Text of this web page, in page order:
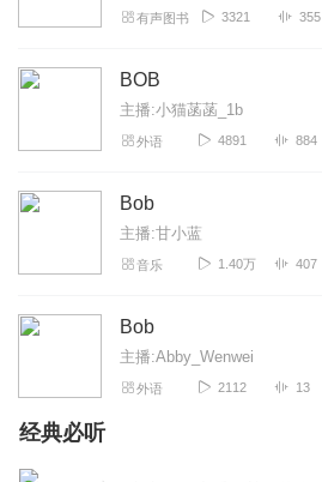
更新再快点就好了，能玩逃少吗
2022-08-21
不戳fthdtukckutdtku
2023-01-10
有声图书 3321 355
BOB
主播:小猫菡菡_1b
外语 4891 884
Bob
主播:甘小蓝
音乐 1.40万 407
Bob
主播:Abby_Wenwei
外语 2112 13
经典必听